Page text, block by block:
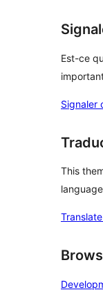
Est-ce
Signaler
This